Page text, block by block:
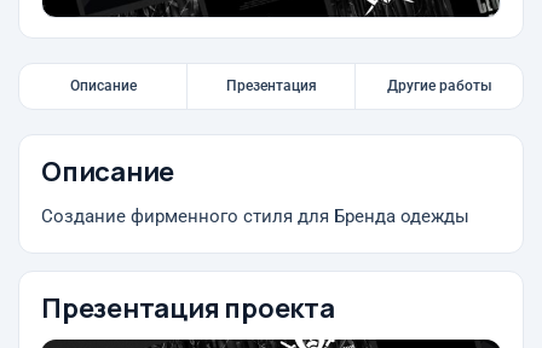
Описание Презентация Другие работы
Описание
Создание фирменного стиля для Бренда одежды
Презентация проекта